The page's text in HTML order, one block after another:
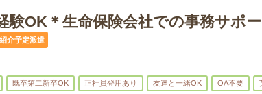
験OK＊生命保険会社での事務サポー
紹介予定派遣
既卒第二新卒OK 正社員登用あり 友達と一緒OK OA不要